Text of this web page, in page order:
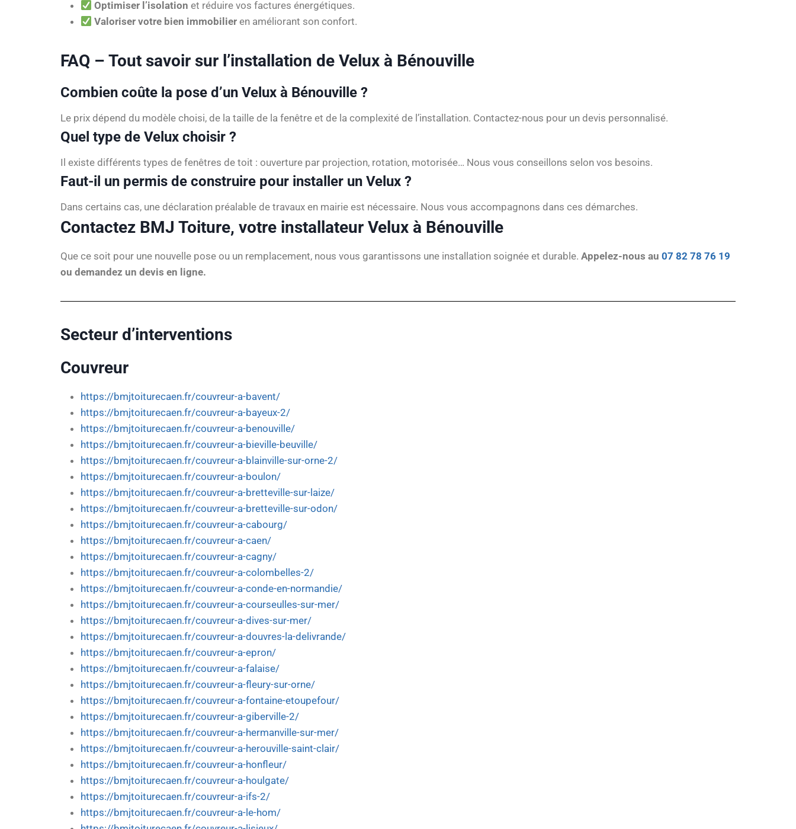
Optimiser l’isolation et réduire vos factures énergétiques.
Valoriser votre bien immobilier en améliorant son confort.
FAQ – Tout savoir sur l’installation de Velux à Bénouville
Combien coûte la pose d’un Velux à Bénouville ?
Le prix dépend du modèle choisi, de la taille de la fenêtre et de la complexité de l’installation. Contactez-nous pour un devis personnalisé.
Quel type de Velux choisir ?
Il existe différents types de fenêtres de toit : ouverture par projection, rotation, motorisée… Nous vous conseillons selon vos besoins.
Faut-il un permis de construire pour installer un Velux ?
Dans certains cas, une déclaration préalable de travaux en mairie est nécessaire. Nous vous accompagnons dans ces démarches.
Contactez BMJ Toiture, votre installateur Velux à Bénouville
Que ce soit pour une nouvelle pose ou un remplacement, nous vous garantissons une installation soignée et durable. Appelez-nous au 07 82 78 76 19
ou demandez un devis en ligne.
Secteur d’interventions
Couvreur
https://bmjtoiturecaen.fr/couvreur-a-bavent/
https://bmjtoiturecaen.fr/couvreur-a-bayeux-2/
https://bmjtoiturecaen.fr/couvreur-a-benouville/
https://bmjtoiturecaen.fr/couvreur-a-bieville-beuville/
https://bmjtoiturecaen.fr/couvreur-a-blainville-sur-orne-2/
https://bmjtoiturecaen.fr/couvreur-a-boulon/
https://bmjtoiturecaen.fr/couvreur-a-bretteville-sur-laize/
https://bmjtoiturecaen.fr/couvreur-a-bretteville-sur-odon/
https://bmjtoiturecaen.fr/couvreur-a-cabourg/
https://bmjtoiturecaen.fr/couvreur-a-caen/
https://bmjtoiturecaen.fr/couvreur-a-cagny/
https://bmjtoiturecaen.fr/couvreur-a-colombelles-2/
https://bmjtoiturecaen.fr/couvreur-a-conde-en-normandie/
https://bmjtoiturecaen.fr/couvreur-a-courseulles-sur-mer/
https://bmjtoiturecaen.fr/couvreur-a-dives-sur-mer/
https://bmjtoiturecaen.fr/couvreur-a-douvres-la-delivrande/
https://bmjtoiturecaen.fr/couvreur-a-epron/
https://bmjtoiturecaen.fr/couvreur-a-falaise/
https://bmjtoiturecaen.fr/couvreur-a-fleury-sur-orne/
https://bmjtoiturecaen.fr/couvreur-a-fontaine-etoupefour/
https://bmjtoiturecaen.fr/couvreur-a-giberville-2/
https://bmjtoiturecaen.fr/couvreur-a-hermanville-sur-mer/
https://bmjtoiturecaen.fr/couvreur-a-herouville-saint-clair/
https://bmjtoiturecaen.fr/couvreur-a-honfleur/
https://bmjtoiturecaen.fr/couvreur-a-houlgate/
https://bmjtoiturecaen.fr/couvreur-a-ifs-2/
https://bmjtoiturecaen.fr/couvreur-a-le-hom/